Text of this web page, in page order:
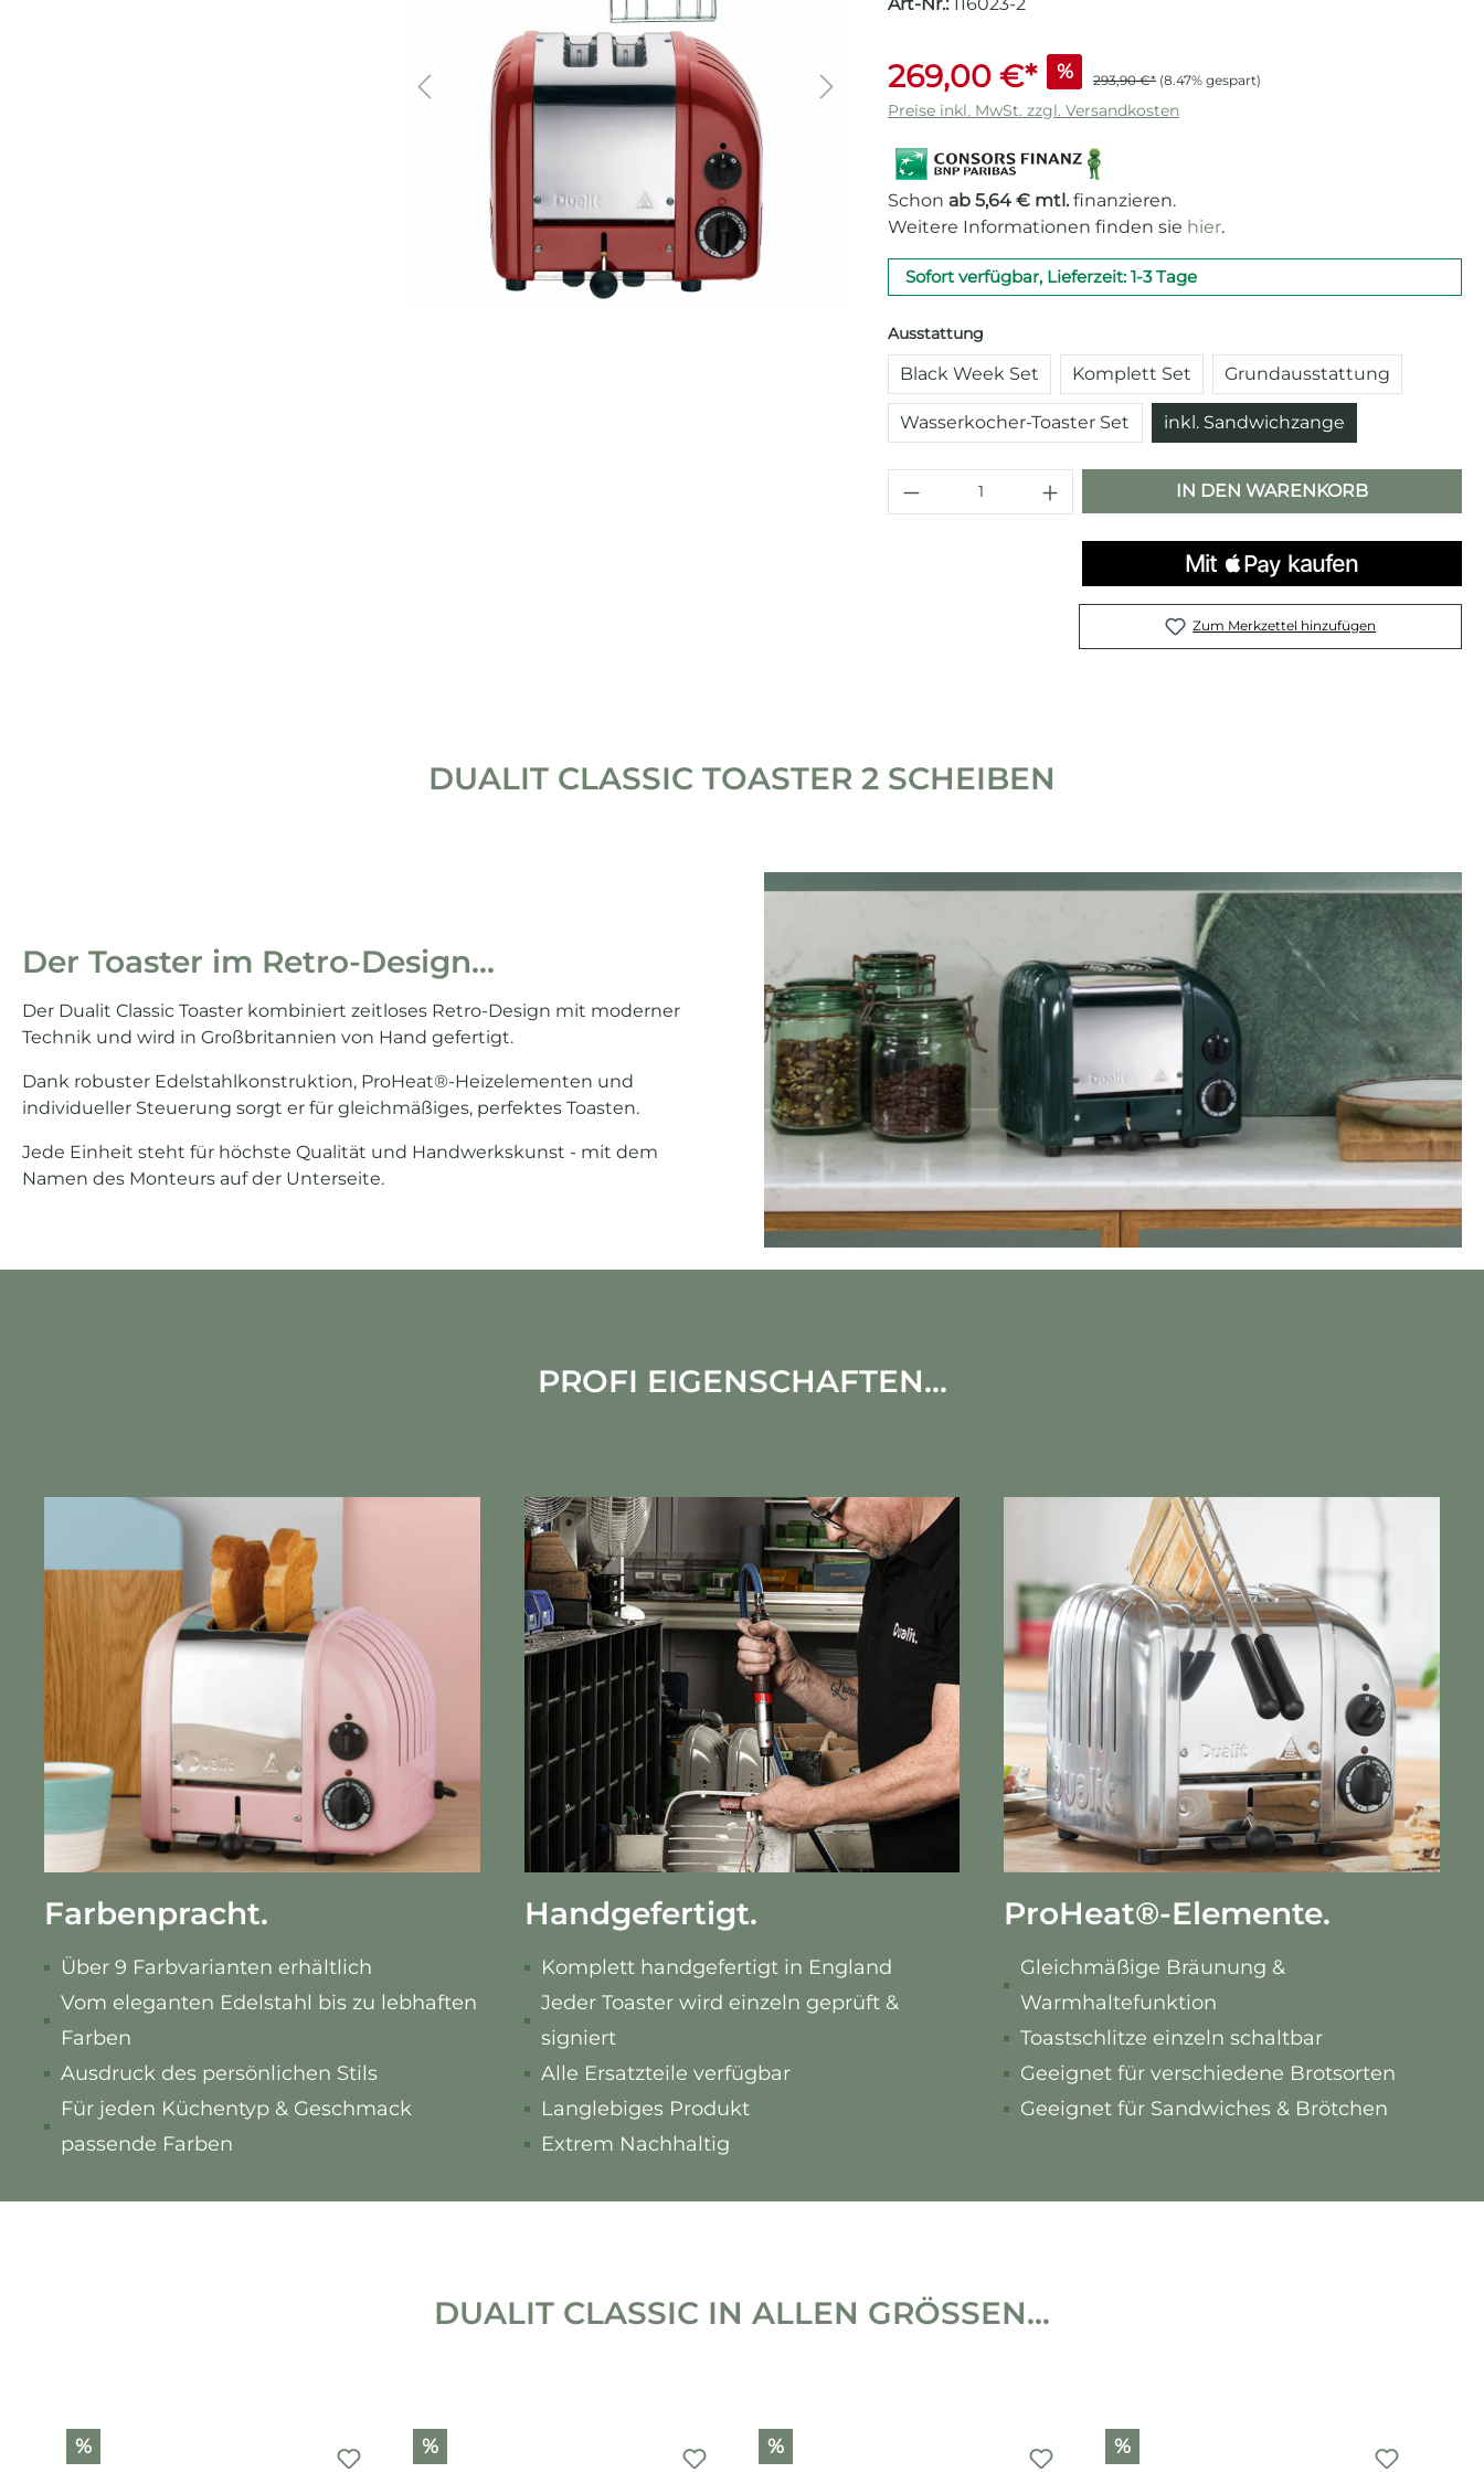
269,00 €* % 293,90 €* (8.47% gespart)
Preise inkl. MwSt. zzgl. Versandkosten
Schon ab 5,64 € mtl. finanzieren.
Weitere Informationen finden sie hier.
Sofort verfügbar, Lieferzeit: 1-3 Tage
Ausstattung
Black Week Set Komplett Set Grundausstattung
Wasserkocher-Toaster Set inkl. Sandwichzange
Produkt Anzahl: Gib den gewünschten
IN DEN WARENKORB
Zum Merkzettel hinzufügen
DUALIT CLASSIC TOASTER 2 SCHEIBEN
Der Toaster im Retro-Design...
Der Dualit Classic Toaster kombiniert zeitloses Retro-Design mit moderner
Technik und wird in Großbritannien von Hand gefertigt.
Dank robuster Edelstahlkonstruktion, ProHeat®-Heizelementen und
individueller Steuerung sorgt er für gleichmäßiges, perfektes Toasten.
Jede Einheit steht für höchste Qualität und Handwerkskunst - mit dem
Namen des Monteurs auf der Unterseite.
PROFI EIGENSCHAFTEN...
Farbenpracht.
Über 9 Farbvarianten erhältlich
Vom eleganten Edelstahl bis zu lebhaften
Farben
Ausdruck des persönlichen Stils
Für jeden Küchentyp & Geschmack
passende Farben
Handgefertigt.
Komplett handgefertigt in England
Jeder Toaster wird einzeln geprüft &
signiert
Alle Ersatzteile verfügbar
Langlebiges Produkt
Extrem Nachhaltig
ProHeat®-Elemente.
Gleichmäßige Bräunung &
Warmhaltefunktion
Toastschlitze einzeln schaltbar
Geeignet für verschiedene Brotsorten
Geeignet für Sandwiches & Brötchen
DUALIT CLASSIC IN ALLEN GRÖSSEN...
Produktgalerie überspringen
% % % %